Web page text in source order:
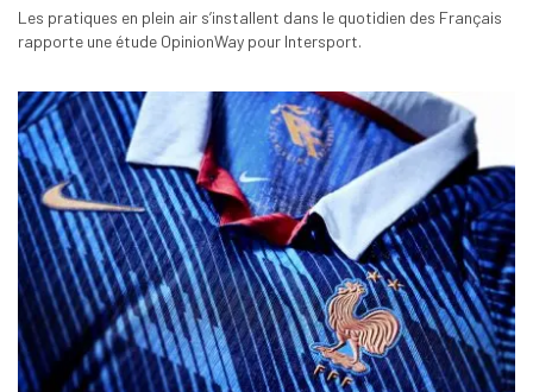
Les pratiques en plein air s’installent dans le quotidien des Français
rapporte une étude OpinionWay pour Intersport.